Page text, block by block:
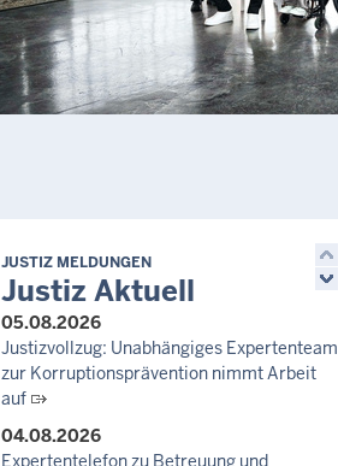
JUSTIZ MELDUNGEN
Justiz Aktuell
05.08.2026
Justizvollzug: Unabhängiges Expertenteam
zur Korruptionsprävention nimmt Arbeit
auf
04.08.2026
Expertentelefon zu Betreuung und